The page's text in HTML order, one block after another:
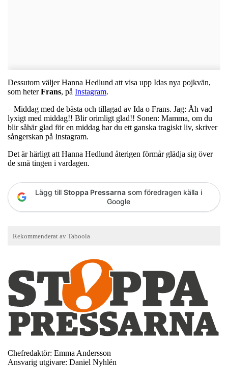
Dessutom väljer Hanna Hedlund att visa upp Idas nya pojkvän,
som heterFrans, på Instagram.
– Middag med de bästa och tillagad av Ida o Frans. Jag: Åh vad
lyxigt med middag!! Blir orimligt glad!! Sonen: Mamma, om du
blir såhär glad för en middag har du ett ganska tragiskt liv, skriver
sångerskan på Instagram.
Det är härligt att Hanna Hedlund återigen förmår glädja sig över
de små tingen i vardagen.
Lägg till Stoppa Pressarna som föredragen källa i
Google
Chefredaktör: Emma Andersson
Ansvarig utgivare: Daniel Nyhlén